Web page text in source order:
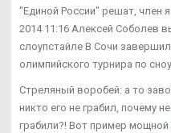
"Единой России" решат, член
2014 11:16 Алексей Соболев
слоупстайле В Сочи
олимпийского турнира по
Стреляный воробей: а то
никто его не грабил, почему
грабили?! Вот пример мощной